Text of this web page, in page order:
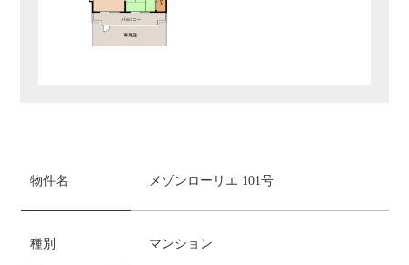
物件名 メゾンローリエ 101号
種別 マンション